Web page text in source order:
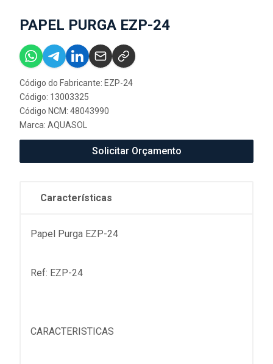
PAPEL PURGA EZP-24
Código do Fabricante: EZP-24
Código: 13003325
Código NCM: 48043990
Marca: AQUASOL
Solicitar Orçamento
Características
Papel Purga EZP-24
Ref: EZP-24
CARACTERISTICAS